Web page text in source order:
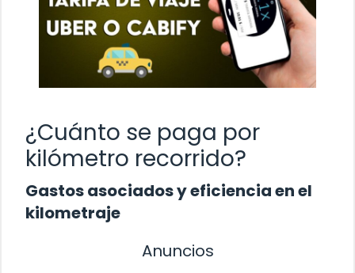
¿Cuánto se paga por
kilómetro recorrido?
Gastos asociados y eficiencia en el
kilometraje
Anuncios